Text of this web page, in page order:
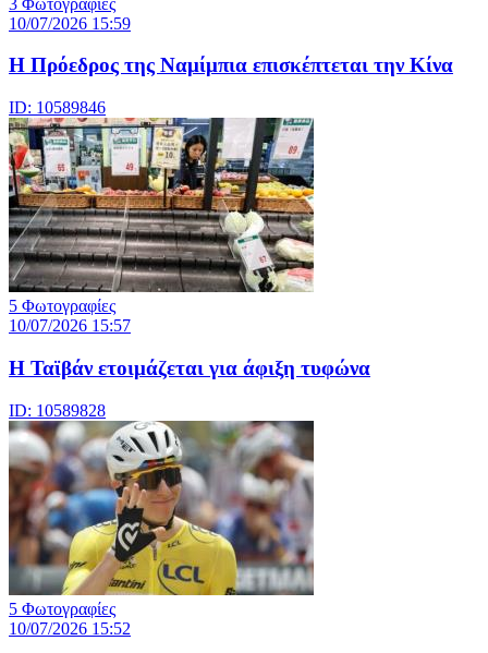
10/07/2026 15:59
Η Πρόεδρος της Ναμίμπια επισκέπτεται την Κίνα
ID: 10589846
5 Φωτογραφίες
10/07/2026 15:57
Η Ταϊβάν ετοιμάζεται για άφιξη τυφώνα
ID: 10589828
5 Φωτογραφίες
10/07/2026 15:52